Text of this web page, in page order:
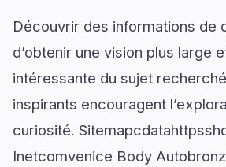
Découvrir des informations de
d’obtenir une vision plus large
intéressante du sujet
inspirants encouragent
curiosité.
Inetcomvenice Body